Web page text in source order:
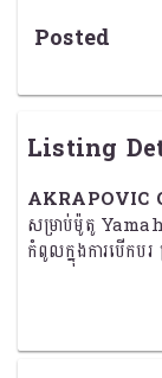
Posted
Listing
សម្រាប់ម៉ូតូ
កំពូលក្នុងការបើក